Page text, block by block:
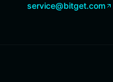
service@bitget.com